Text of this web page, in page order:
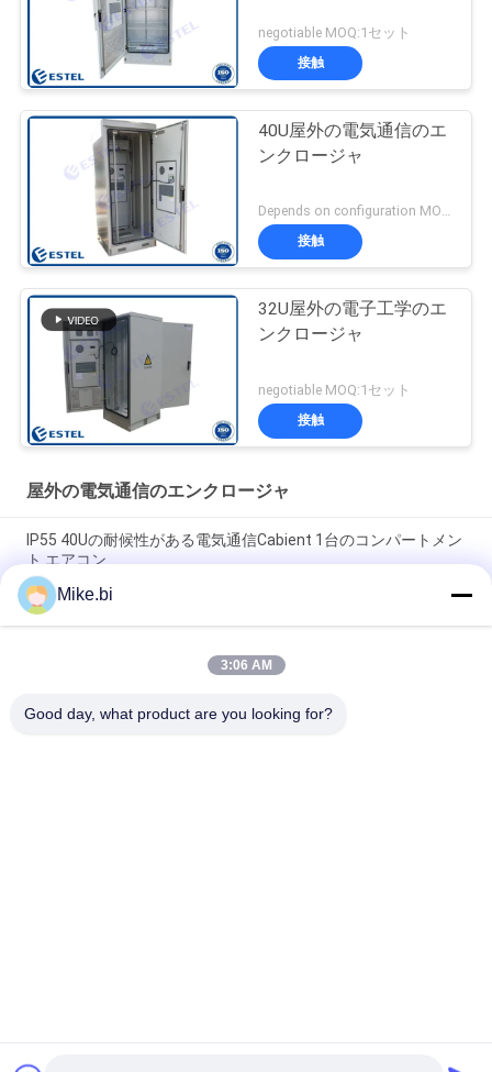
negotiable MOQ:1セット
接触
40U屋外の電気通信のエ
ンクロージャ
Depends on configuration MOQ:1セット
接触
32U屋外の電子工学のエ
ンクロージャ
negotiable MOQ:1セット
接触
屋外の電気通信のエンクロージャ
IP55 40Uの耐候性がある電気通信Cabient 1台のコンパートメン
ト エアコン
1000mmの16U屋外の電気通信のエンクロージャの耐候性があ
る電子工学箱
IP55 DDFの耐候性がある屋外の電気キャビネット1500W
Mike.bi
3:06 AM
Good day, what product are you looking for?